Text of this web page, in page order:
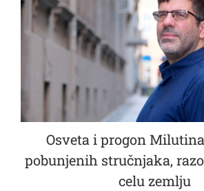
Osveta i progon
pobunjenih stručnjaka,
celu zemlju